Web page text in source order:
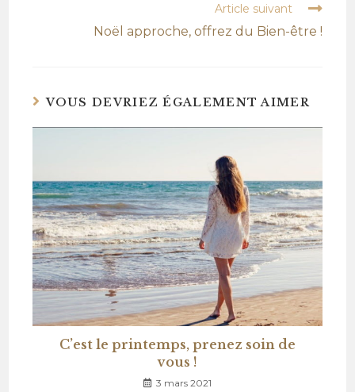
Article suivant
Noël approche, offrez du Bien-être !
VOUS DEVRIEZ ÉGALEMENT AIMER
C’est le printemps, prenez soin de
vous !
3 mars 2021